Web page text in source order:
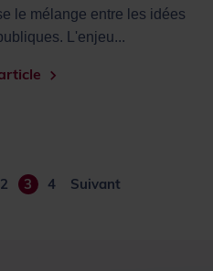
le mélange entre les idées
L'enjeu...
2 3 4 Suivant